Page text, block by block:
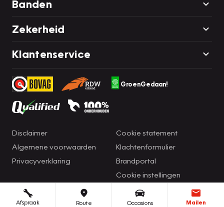
Afspraak Route Occasions Mailen
Banden
Zekerheid
Klantenservice
GroenGedaan!
Disclaimer
Algemene voorwaarden
Privacyverklaring
Cookie statement
Klachtenformulier
Brandportal
Cookie instellingen